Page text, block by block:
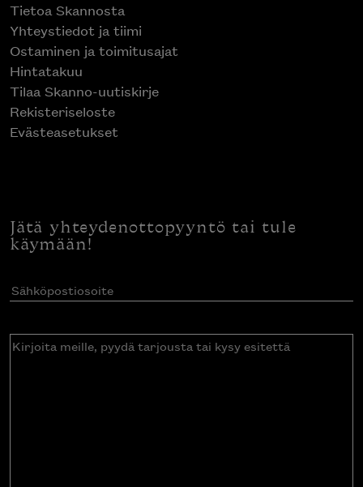
Tietoa Skannosta
Yhteystiedot ja tiimi
Ostaminen ja toimitusajat
Hintatakuu
Tilaa Skanno-uutiskirje
Rekisteriseloste
Evästeasetukset
Jätä yhteydenottopyyntö tai tule
käymään!
Sähköpostiosoite(Pakollinen)
Kirjoita